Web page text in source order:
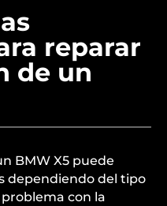
reparar
de un
BMW X5 puede
dependiendo del tipo
con la